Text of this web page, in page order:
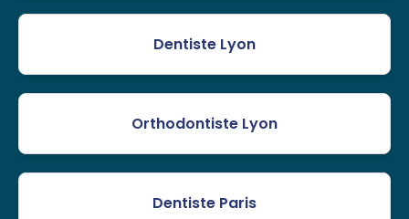
Dentiste Lyon
Orthodontiste Lyon
Dentiste Paris